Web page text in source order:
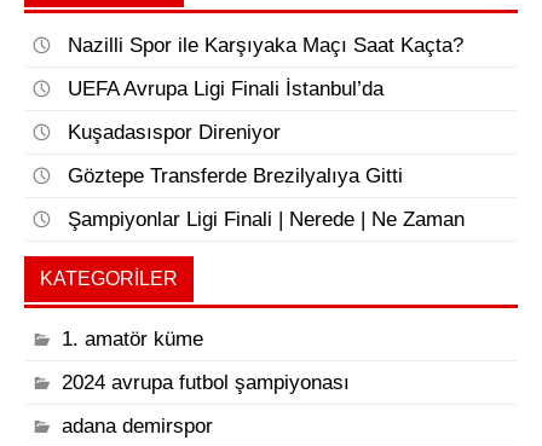
Nazilli Spor ile Karşıyaka Maçı Saat Kaçta?
UEFA Avrupa Ligi Finali İstanbul’da
Kuşadasıspor Direniyor
Göztepe Transferde Brezilyalıya Gitti
Şampiyonlar Ligi Finali | Nerede | Ne Zaman
KATEGORILER
1. amatör küme
2024 avrupa futbol şampiyonası
adana demirspor